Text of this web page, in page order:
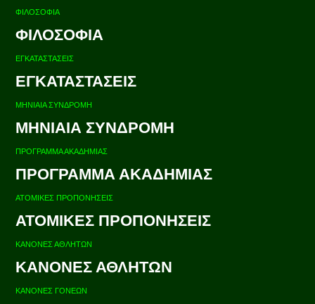
ΦΙΛΟΣΟΦΙΑ
ΦΙΛΟΣΟΦΙΑ
ΕΓΚΑΤΑΣΤΑΣΕΙΣ
ΕΓΚΑΤΑΣΤΑΣΕΙΣ
ΜΗΝΙΑΙΑ ΣΥΝΔΡΟΜΗ
ΜΗΝΙΑΙΑ ΣΥΝΔΡΟΜΗ
ΠΡΟΓΡΑΜΜΑ ΑΚΑΔΗΜΙΑΣ
ΠΡΟΓΡΑΜΜΑ ΑΚΑΔΗΜΙΑΣ
ΑΤΟΜΙΚΕΣ ΠΡΟΠΟΝΗΣΕΙΣ
ΑΤΟΜΙΚΕΣ ΠΡΟΠΟΝΗΣΕΙΣ
ΚΑΝΟΝΕΣ ΑΘΛΗΤΩΝ
ΚΑΝΟΝΕΣ ΑΘΛΗΤΩΝ
ΚΑΝΟΝΕΣ ΓΟΝΕΩΝ